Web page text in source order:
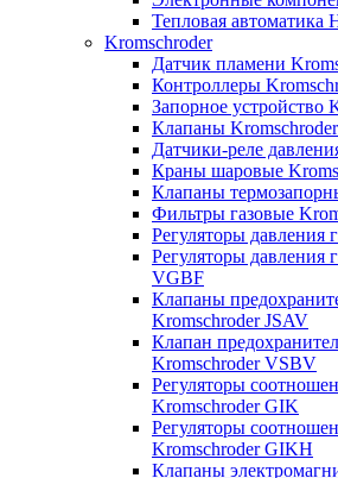
Тепловая автоматика
Kromschroder
Датчик пламени
Контроллеры
Запорное устройство
Клапаны
Датчики-реле
Краны шаровые
Клапаны
Фильтры газовые
Регуляторы давления
Регуляторы давления
VGBF
Клапаны
Kromschroder JSAV
Клапан
Kromschroder VSBV
Регуляторы
Kromschroder GIK
Регуляторы
Kromschroder GIKH
Клапаны